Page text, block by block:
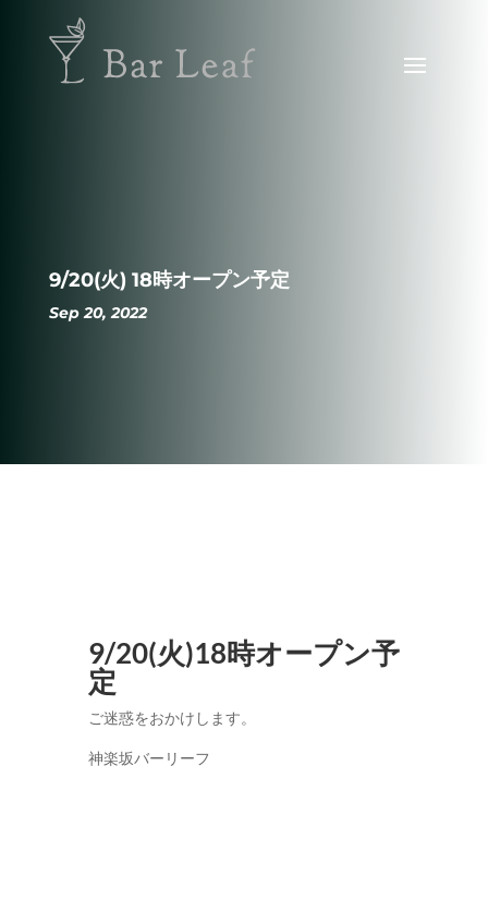
9/20(火) 18時オープン予定
Sep 20, 2022
9/20(火)18時オープン予
定
ご迷惑をおかけします。
神楽坂バーリーフ